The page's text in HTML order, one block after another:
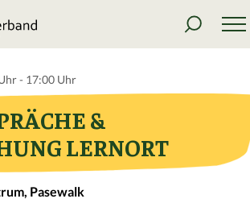
- 17:00 Uhr
&
LERNORT
Pasewalk